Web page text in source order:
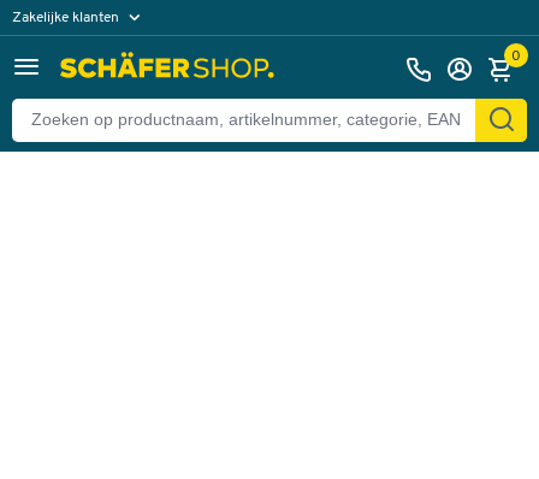
Zakelijke klanten
Particuliere klanten 0
Terug